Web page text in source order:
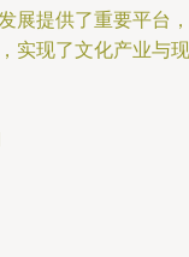
展提供了重要平台，
实现了文化产业与现